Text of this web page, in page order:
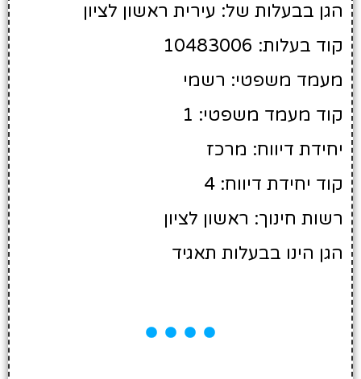
הגן בבעלות של: עירית ראשון לציון
קוד בעלות: 10483006
מעמד משפטי: רשמי
קוד מעמד משפטי: 1
יחידת דיווח: מרכז
קוד יחידת דיווח: 4
רשות חינוך: ראשון לציון
הגן הינו בבעלות תאגיד